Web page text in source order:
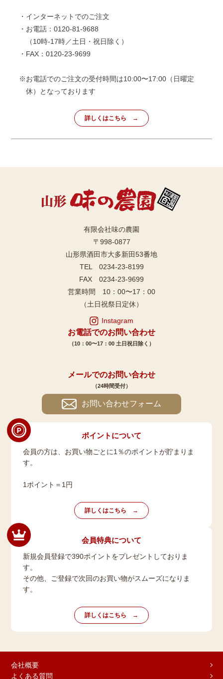
・インターネットでのご注文
・お電話：0120-81-9688
（10時-17時／土日・祝日除く）
・FAX：0120-23-9699
※お電話でのご注文の受付時間は10:00〜17:00（日曜定
休）となっております
詳しくはこちら
有限会社味の農園
〒998-0877
山形県酒田市大多新田53番地
TEL 0234-23-8199
FAX 0234-23-9699
営業時間 10：00〜17：00
（土日祝祭日定休）
Instagram
お電話でのお問い合わせ
（10：00〜17：00 土日祝日除く）
メールでのお問い合わせ
（24時間受付）
お問い合わせフォーム
ポイントについて
会員の方は、お買い物ごとに1％のポイントが貯まりま
す。
1ポイント＝1円
詳しくはこちら
会員特典について
新規会員登録で390ポイントをプレゼントしておりま
す。
その他、ご登録で次回のお買い物がスムーズになりま
す。
詳しくはこちら
会社概要
よくある質問